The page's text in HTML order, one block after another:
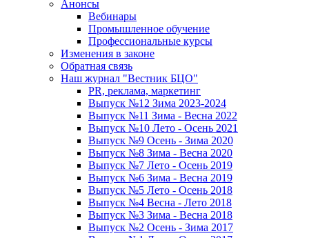
Анонсы
Вебинары
Промышленное обучение
Профессиональные курсы
Изменения в законе
Обратная связь
Наш журнал "Вестник БЦО"
PR, реклама, маркетинг
Выпуск №12 Зима 2023-2024
Выпуск №11 Зима - Весна 2022
Выпуск №10 Лето - Осень 2021
Выпуск №9 Осень - Зима 2020
Выпуск №8 Зима - Весна 2020
Выпуск №7 Лето - Осень 2019
Выпуск №6 Зима - Весна 2019
Выпуск №5 Лето - Осень 2018
Выпуск №4 Весна - Лето 2018
Выпуск №3 Зима - Весна 2018
Выпуск №2 Осень - Зима 2017